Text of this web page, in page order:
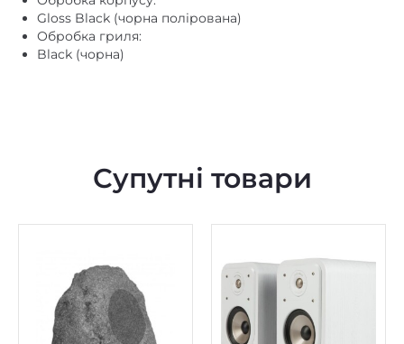
Обробка гриля:
Black (чорна)